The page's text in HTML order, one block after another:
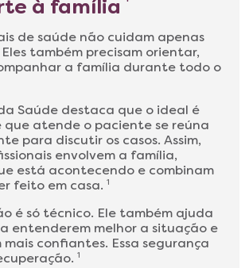
à família
de saúde não cuidam apenas
também precisam orientar,
a família durante todo o
Saúde destaca que o ideal é
que atende o paciente se reúna
para discutir os casos. Assim,
envolvem a família,
está acontecendo e combinam
feito em casa. 1
é só técnico. Ele também ajuda
entenderem melhor a situação e
mais confiantes. Essa segurança
1